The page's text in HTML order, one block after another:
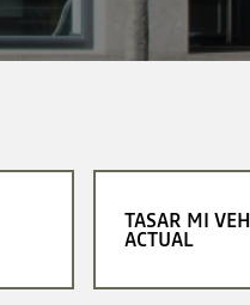
TASAR MI
ACTUAL